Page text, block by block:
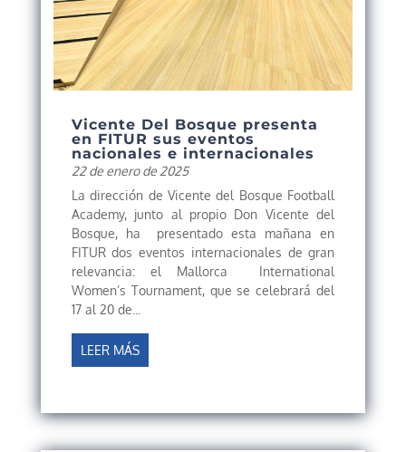
Vicente Del Bosque presenta
en FITUR sus eventos
nacionales e internacionales
22 de enero de 2025
La dirección de Vicente del Bosque Football
Academy, junto al propio Don Vicente del
Bosque, ha presentado esta mañana en
FITUR dos eventos internacionales de gran
relevancia: el Mallorca International
Women’s Tournament, que se celebrará del
17 al 20 de...
LEER MÁS